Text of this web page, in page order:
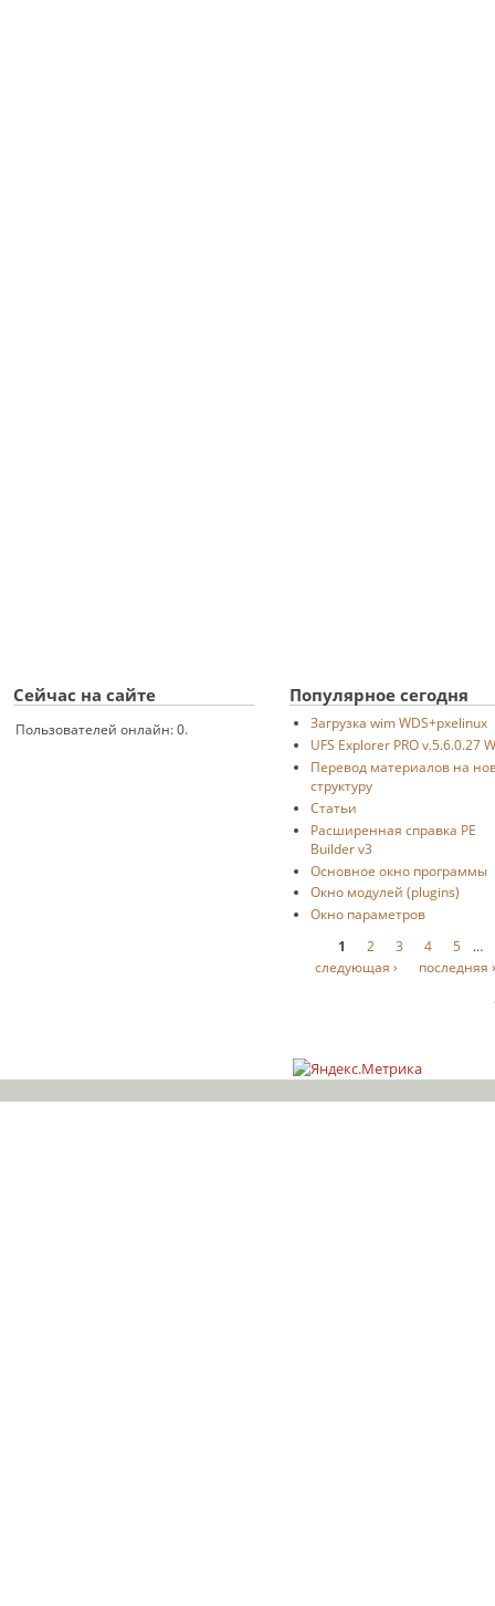
Сейчас на сайте
Пользователей онлайн: 0.
Популярное сегодня
Загрузка wim WDS+pxelinux
UFS Explorer PRO v.5.6.0.27
Перевод материалов на
структуру
Статьи
Расширенная справка PE
Builder v3
Основное окно программы
Окно модулей (plugins)
Окно параметров
Страницы
1 2 3 4 5
…
следующая ›
последняя